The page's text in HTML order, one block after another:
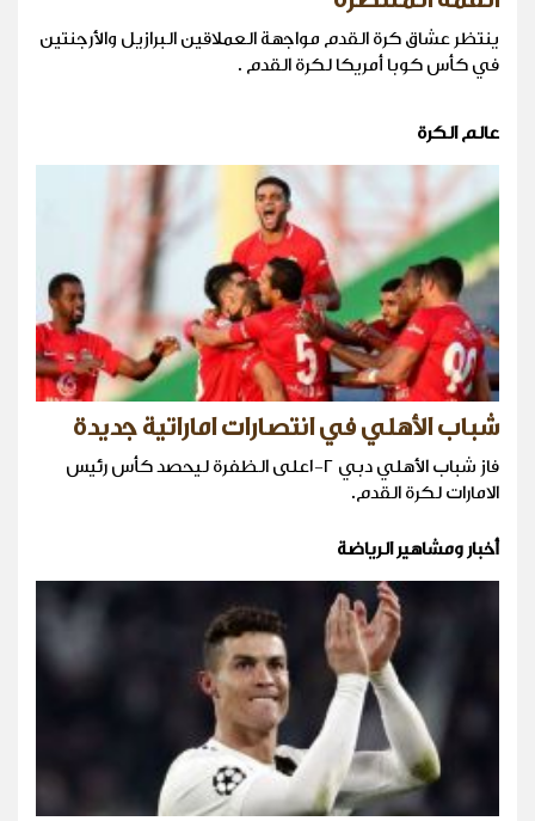
ينتظر عشاق كرة القدم مواجهة العملاقين البرازيل والأرجنتين
في كأس كوبا أمريكا لكرة القدم .
عالم الكرة
شباب الأهلي في انتصارات اماراتية جديدة
فاز شباب الأهلي دبي ٢-١على الظفرة ليحصد كأس رئيس
الامارات لكرة القدم.
أخبار ومشاهير الرياضة